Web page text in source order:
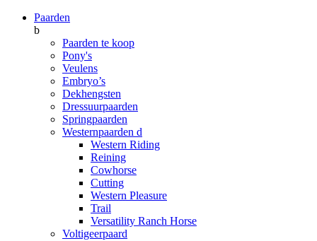
Paarden
b
Paarden te koop
Pony's
Veulens
Embryo’s
Dekhengsten
Dressuurpaarden
Springpaarden
Westernpaarden d
Western Riding
Reining
Cowhorse
Cutting
Western Pleasure
Trail
Versatility Ranch Horse
Voltigeerpaard